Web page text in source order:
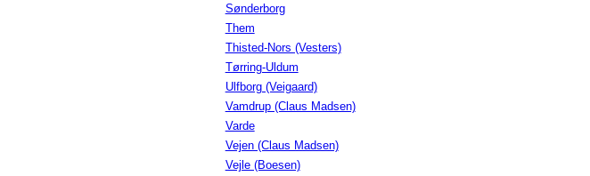
Sønderborg
Them
Thisted-Nors (Vesters)
Tørring-Uldum
Ulfborg (Veigaard)
Vamdrup (Claus Madsen)
Varde
Vejen (Claus Madsen)
Vejle (Boesen)